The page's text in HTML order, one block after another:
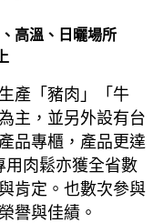
高溫、日曬場所
產「豬肉」「牛
主，並另外設有台
品專櫃，產品更達
用肉鬆亦獲全省數
肯定。也數次參與
譽與佳績。